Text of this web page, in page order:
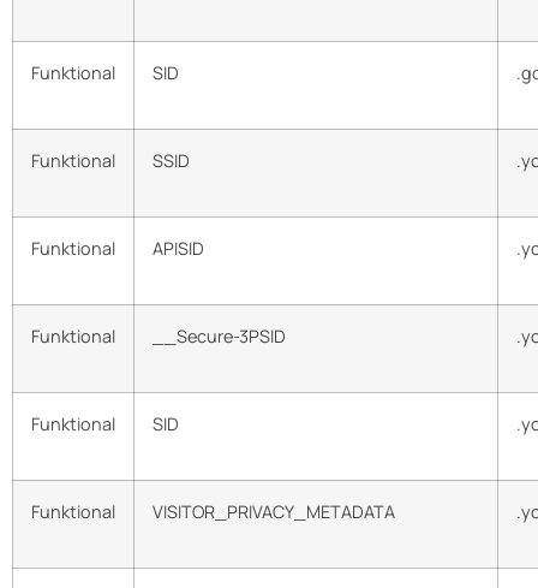
Funktional SID
Funktional SSID
Funktional APISID
Funktional __Secure-3PSID
Funktional SID
Funktional VISITOR_PRIVACY_METADATA